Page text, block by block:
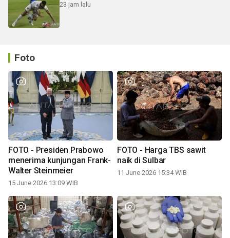
23 jam lalu
Foto
FOTO - Presiden Prabowo
menerima kunjungan Frank-
Walter Steinmeier
15 June 2026 13:09 WIB
FOTO - Harga TBS sawit
naik di Sulbar
11 June 2026 15:34 WIB